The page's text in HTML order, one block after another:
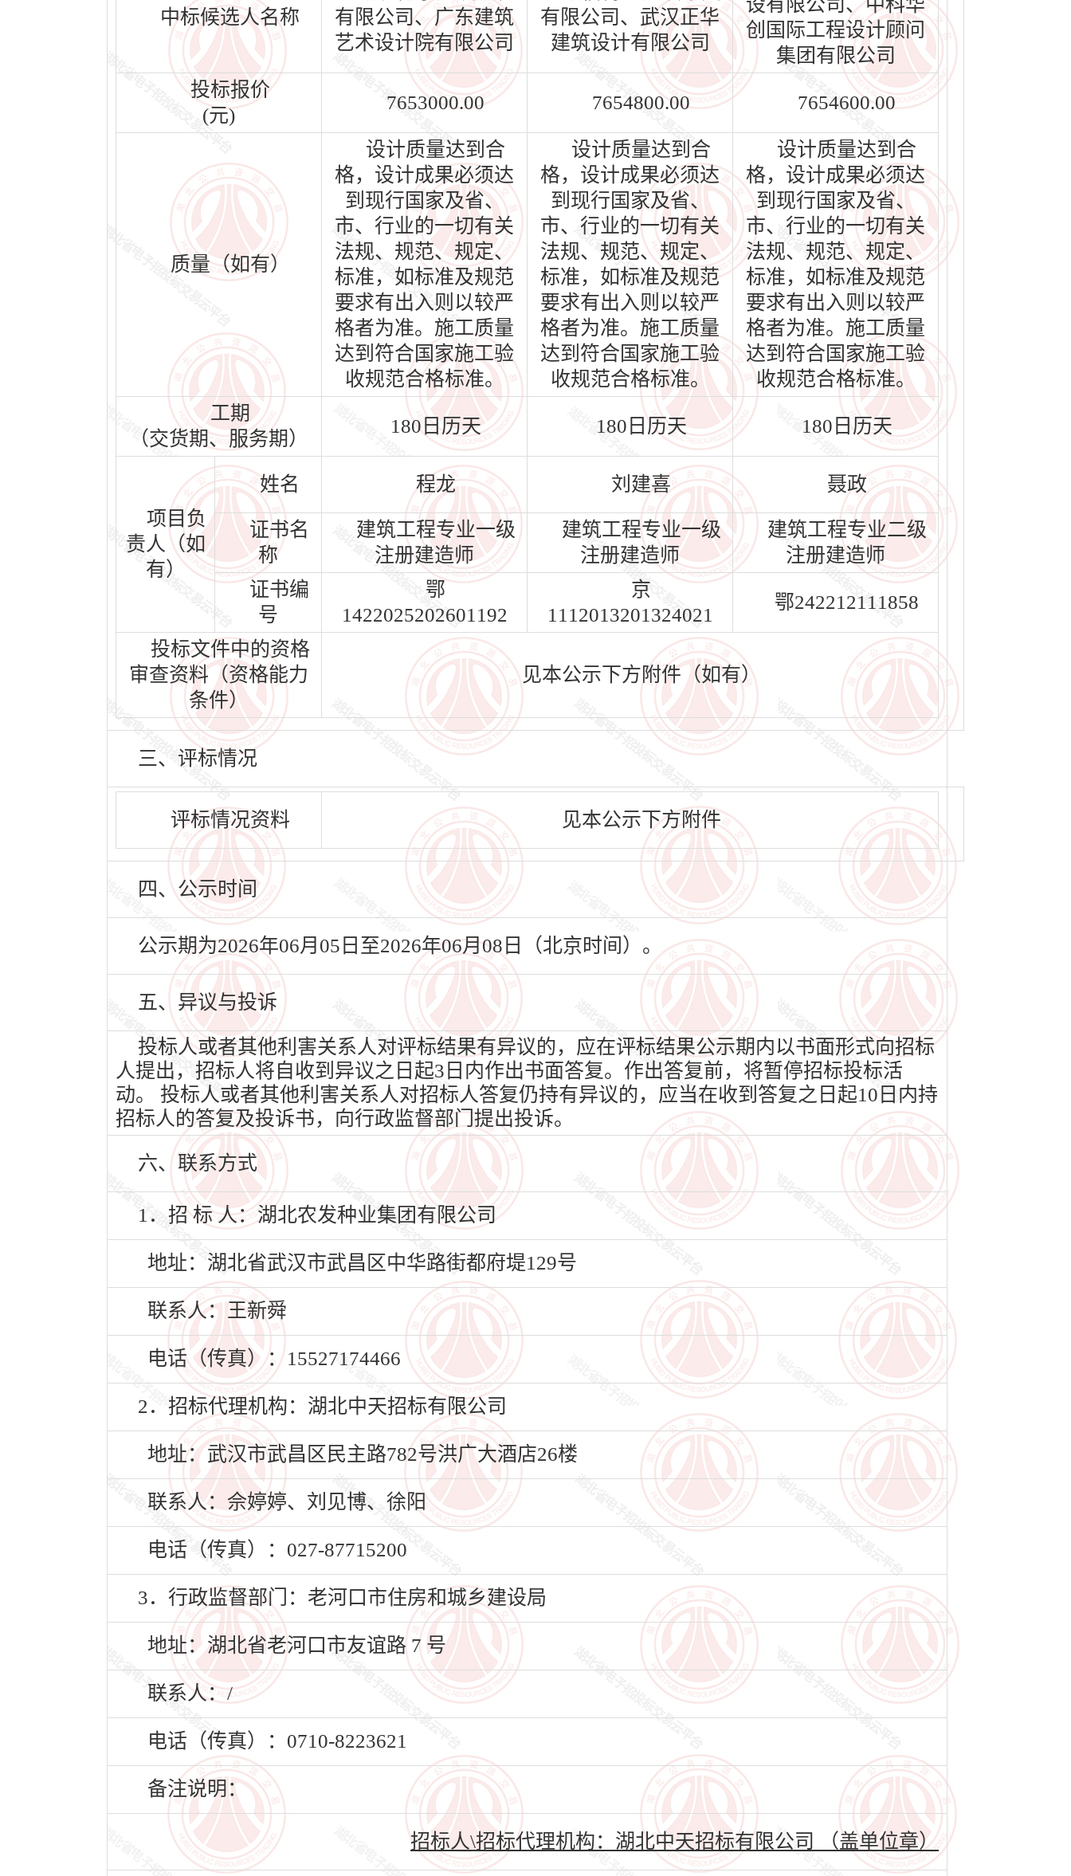
中标候选人名称
有限公司、广东建筑
艺术设计院有限公司
有限公司、武汉正华
建筑设计有限公司
设有限公司、中科华
创国际工程设计顾问
集团有限公司
投标报价
(元)
7653000.00 7654800.00 7654600.00
质量（如有）
设计质量达到合
格，设计成果必须达
到现行国家及省、
市、行业的一切有关
法规、规范、规定、
标准，如标准及规范
要求有出入则以较严
格者为准。施工质量
达到符合国家施工验
收规范合格标准。
设计质量达到合
格，设计成果必须达
到现行国家及省、
市、行业的一切有关
法规、规范、规定、
标准，如标准及规范
要求有出入则以较严
格者为准。施工质量
达到符合国家施工验
收规范合格标准。
设计质量达到合
格，设计成果必须达
到现行国家及省、
市、行业的一切有关
法规、规范、规定、
标准，如标准及规范
要求有出入则以较严
格者为准。施工质量
达到符合国家施工验
收规范合格标准。
工期
（交货期、服务期）
180日历天 180日历天 180日历天
项目负
责人（如
有）
姓名 程龙 刘建喜 聂政
证书名
称
建筑工程专业一级
注册建造师
建筑工程专业一级
注册建造师
建筑工程专业二级
注册建造师
证书编
号
鄂
1422025202601192
京
1112013201324021
鄂242212111858
投标文件中的资格
审查资料（资格能力
条件）
见本公示下方附件（如有）
三、评标情况
评标情况资料 见本公示下方附件
四、公示时间
公示期为2026年06月05日至2026年06月08日（北京时间）。
五、异议与投诉
投标人或者其他利害关系人对评标结果有异议的，应在评标结果公示期内以书面形式向招标
人提出，招标人将自收到异议之日起3日内作出书面答复。作出答复前，将暂停招标投标活
动。 投标人或者其他利害关系人对招标人答复仍持有异议的，应当在收到答复之日起10日内持
招标人的答复及投诉书，向行政监督部门提出投诉。
六、联系方式
1．招 标 人：湖北农发种业集团有限公司
地址：湖北省武汉市武昌区中华路街都府堤129号
联系人：王新舜
电话（传真）：15527174466
2．招标代理机构：湖北中天招标有限公司
地址：武汉市武昌区民主路782号洪广大酒店26楼
联系人：佘婷婷、刘见博、徐阳
电话（传真）：027-87715200
3．行政监督部门：老河口市住房和城乡建设局
地址：湖北省老河口市友谊路 7 号
联系人：/
电话（传真）：0710-8223621
备注说明：
招标人\招标代理机构：湖北中天招标有限公司 （盖单位章）